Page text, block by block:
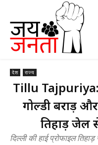
देश राज्य
Tillu Tajpuriya:
गोल्डी बराड़
तिहाड़ जेल
दिल्ली की हाई प्रोफाइल